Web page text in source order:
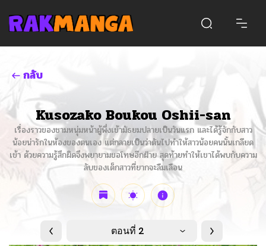
กลับ
Kusozako Boukou Oshii-san
เรื่องราวของชามหนุ่มหน้าผู้พึ่งเข้ามัธยมปลายเป็นวันแรก และได้รู้จักกับสาว
น้อยน่ารักในห้องของตนเอง แต่กลายเป็นว่าดันไปทำให้สาวน้อยคนนั้นเกลียด
เข้า ด้วยความรู้สึกผิดจึงพยายามขอโทษอีกฝ่าย สุดท้ายทำให้เขาได้พบกับความ
ลับของเด็กสาวที่ยากจะลืมเลือน
ตอนที่ 2